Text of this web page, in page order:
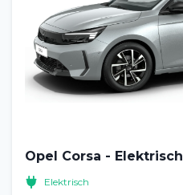
Opel Corsa - Elektrisch
Elektrisch